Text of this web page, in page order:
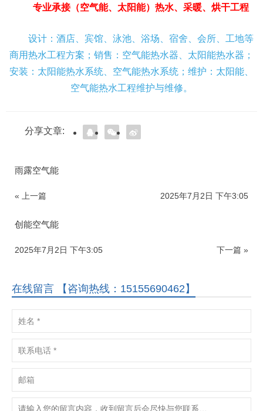
专业承接（空气能、太阳能）热水、采暖、烘干工程
设计：酒店、宾馆、泳池、浴场、宿舍、会所、工地等
商用热水工程方案；销售：空气能热水器、太阳能热水器；
安装：太阳能热水系统、空气能热水系统；维护：太阳能、
空气能热水工程维护与维修。
分享文章:
雨露空气能
« 上一篇 2025年7月2日 下午3:05
创能空气能
下一篇 »
2025年7月2日 下午3:05
在线留言 【咨询热线：15155690462】